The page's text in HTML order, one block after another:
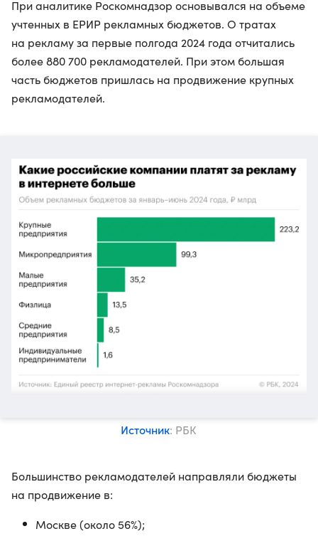
При аналитике Роскомнадзор основывался на объеме
учтенных в ЕРИР рекламных бюджетов. О тратах
на рекламу за первые полгода 2024 года отчитались
более 880 700 рекламодателей. При этом большая
часть бюджетов пришлась на продвижение крупных
рекламодателей.
Источник: РБК
Большинство рекламодателей направляли бюджеты
на продвижение в:
Москве (около 56%);